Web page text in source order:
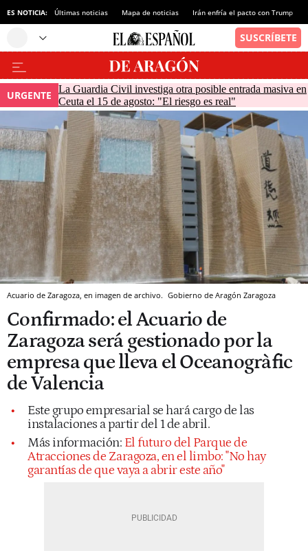
ES NOTICIA: Últimas noticias Mapa de noticias Irán enfría el pacto con Trump
URGENTE
La Guardia Civil investiga otra posible entrada masiva en
Ceuta el 15 de agosto: "El riesgo es real"
Acuario de Zaragoza, en imagen de archivo. Gobierno de Aragón Zaragoza
Confirmado: el Acuario de
Zaragoza será gestionado por la
empresa que lleva el Oceanogràfic
de Valencia
Este grupo empresarial se hará cargo de las
instalaciones a partir del 1 de abril.
Más información: El futuro del Parque de
Atracciones de Zaragoza, en el limbo: "No hay
garantías de que vaya a abrir este año"